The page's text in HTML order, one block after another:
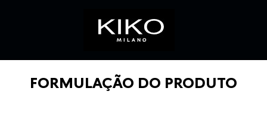
FORMULAÇÃO DO PRODUTO